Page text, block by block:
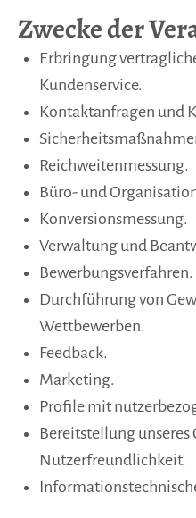
Zwecke der
Erbringung
Kundenservice.
Kontaktanfragen und
Reichweitenmessung.
Büro- und
Konversionsmessung.
Verwaltung und
Bewerbungsverfahren.
Durchführung von
Wettbewerben.
Feedback.
Marketing.
Profile mit
Bereitstellung
Nutzerfreundlichkeit.